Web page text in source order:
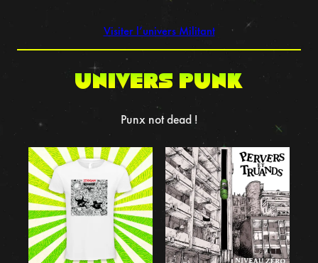
Visiter l’univers Militant
UNIVERS punk
Punx not dead !